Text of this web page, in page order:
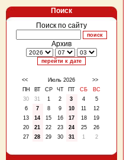
Поиск
Поиск по сайту
Архив
<< Июль 2026
>>
ПН
ВТ СР ЧТ ПТ СБ
ВС
30
31 1 2 3 4
5
6
7 8 9 10 11
12
13
14 15 16 17 18
19
20
21 22 23 24 25
26
27
28 29 30 31 1 2